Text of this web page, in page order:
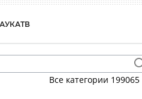
ТВ
Все категории 199065